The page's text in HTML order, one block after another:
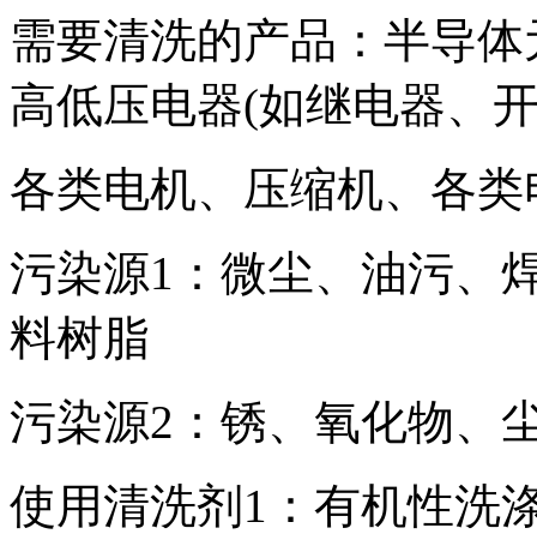
需要清洗的产品：半导
高低压电器(如继电器、
各类电机、压缩机、各
污染源1：微尘、油污、
料树脂
污染源2：锈、氧化物、
使用清洗剂1：有机性洗